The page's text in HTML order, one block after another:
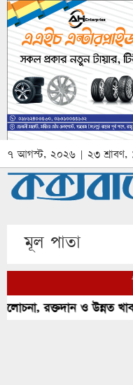
৭ আগস্ট, ২০২৬ | ২৩
মূল পাতা
রক্তদান ও উন্নত